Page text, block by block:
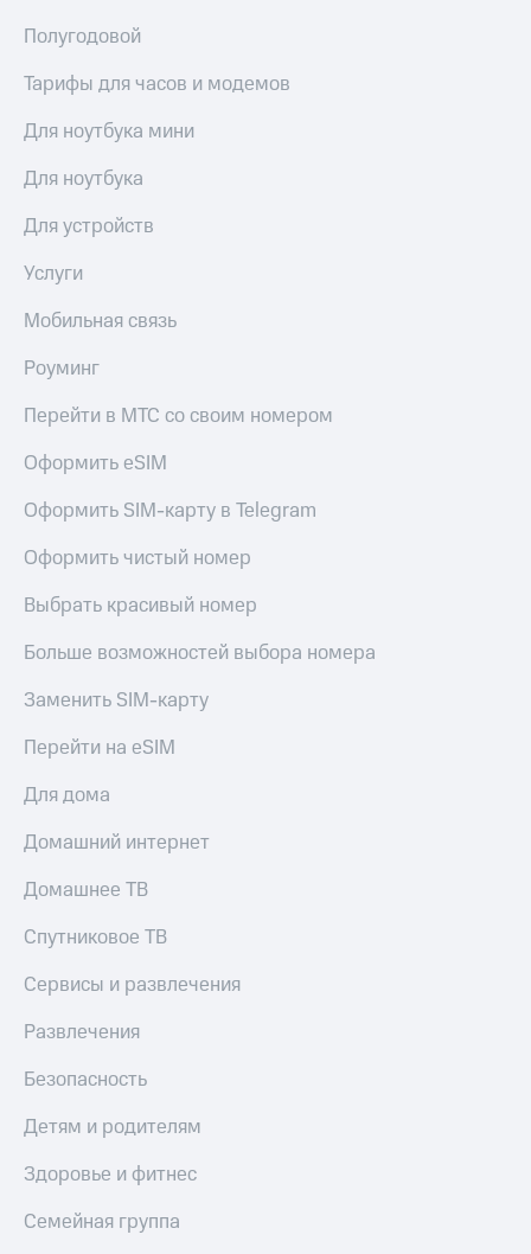
Полугодовой
Тарифы для часов и модемов
Для ноутбука мини
Для ноутбука
Для устройств
Услуги
Мобильная связь
Роуминг
Перейти в МТС со своим номером
Оформить eSIM
Оформить SIM-карту в Telegram
Оформить чистый номер
Выбрать красивый номер
Больше возможностей выбора номера
Заменить SIM-карту
Перейти на eSIM
Для дома
Домашний интернет
Домашнее ТВ
Спутниковое ТВ
Сервисы и развлечения
Развлечения
Безопасность
Детям и родителям
Здоровье и фитнес
Семейная группа